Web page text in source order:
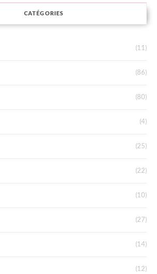
CATÉGORIES
(11)
(86)
(80)
(4)
(25)
(22)
(10)
(27)
(14)
(12)